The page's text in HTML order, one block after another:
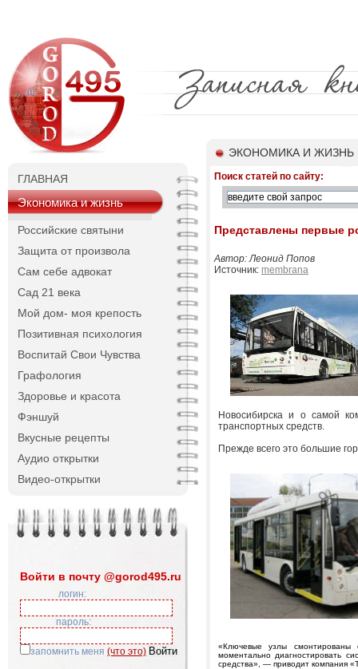
ГЛАВНАЯ
Экономика и жизнь
Российские святыни
Защита от произвола
Сам себе адвокат
Сад 21 века
Мой дом- моя крепость
Позитивная психология
Воспитай Свои Чувства
Графология
Здоровье и красота
Фэншуй
Вкусные рецепты
Аудио открытки
Видео-открытки
Войти в почту @gorod495.ru
логин:
пароль:
запомнить меня (что это)
ЭКОНОМИКА И ЖИЗНЬ
Поиск статей по сайту:
Представлены первые
Автор: Леонид Попов
Источник: membrana
Новосибирска и о самой
транспортных средств.
Прежде всего это большие
«Ключевые узлы смонтированы
моментально диагностировать
средства», — приводит компания